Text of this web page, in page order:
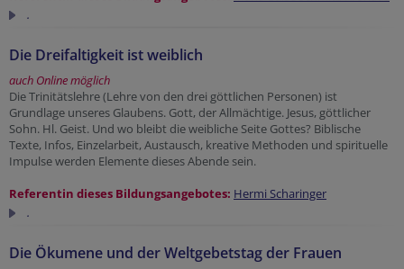
.
Die Dreifaltigkeit ist weiblich
auch Online möglich
Die Trinitätslehre (Lehre von den drei göttlichen Personen) ist
Grundlage unseres Glaubens. Gott, der Allmächtige. Jesus, göttlicher
Sohn. Hl. Geist. Und wo bleibt die weibliche Seite Gottes? Biblische
Texte, Infos, Einzelarbeit, Austausch, kreative Methoden und spirituelle
Impulse werden Elemente dieses Abende sein.
Referentin dieses Bildungsangebotes: Hermi Scharinger
.
Die Ökumene und der Weltgebetstag der Frauen